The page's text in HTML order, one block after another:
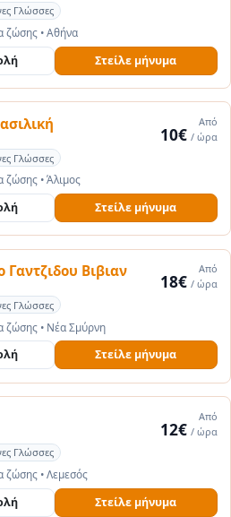
Γλώσσες
ζώσης •Αθήνα
Στείλε μήνυμα
Από
10€ / ώρα
Γλώσσες
ζώσης •Άλιμος
Στείλε μήνυμα
Γαντζιδου Βιβιαν Από
18€ / ώρα
Γλώσσες
ζώσης •Νέα Σμύρνη
Στείλε μήνυμα
Από
12€ / ώρα
Γλώσσες
ζώσης •Λεμεσός
Στείλε μήνυμα